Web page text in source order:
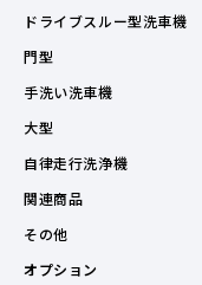
ドライブスルー型洗車機
門型
手洗い洗車機
大型
自律走行洗浄機
関連商品
その他
オプション